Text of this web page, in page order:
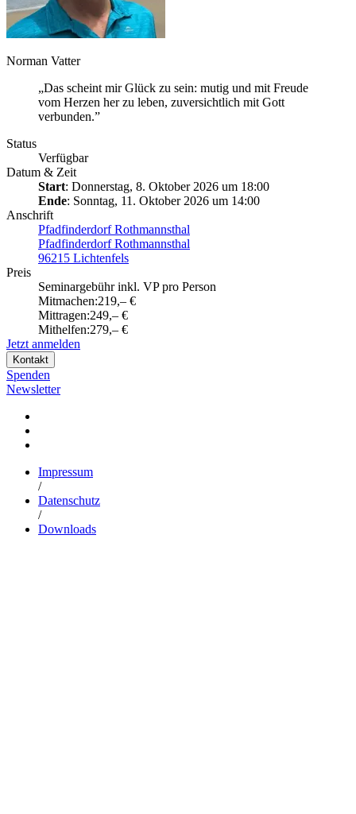
Norman Vatter
„Das scheint mir Glück zu sein: mutig und mit Freude
vom Herzen her zu leben, zuversichtlich mit Gott
verbunden.”
Status
Verfügbar
Datum & Zeit
Start: Donnerstag, 8. Oktober 2026 um 18:00
Ende: Sonntag, 11. Oktober 2026 um 14:00
Anschrift
Pfadfinderdorf Rothmannsthal
Pfadfinderdorf Rothmannsthal
96215 Lichtenfels
Preis
Seminargebühr inkl. VP pro Person
Mitmachen:219,– €
Mittragen:249,– €
Mithelfen:279,– €
Jetzt anmelden
Kontakt
Spenden
Newsletter
Impressum
/
Datenschutz
/
Downloads